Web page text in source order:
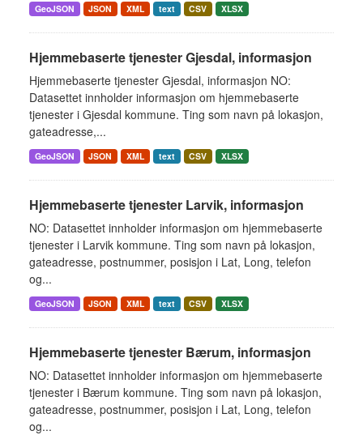
GeoJSON JSON XML text CSV XLSX
Hjemmebaserte tjenester Gjesdal, informasjon
Hjemmebaserte tjenester Gjesdal, informasjon NO:
Datasettet innholder informasjon om hjemmebaserte
tjenester i Gjesdal kommune. Ting som navn på lokasjon,
gateadresse,...
GeoJSON JSON XML text CSV XLSX
Hjemmebaserte tjenester Larvik, informasjon
NO: Datasettet innholder informasjon om hjemmebaserte
tjenester i Larvik kommune. Ting som navn på lokasjon,
gateadresse, postnummer, posisjon i Lat, Long, telefon
og...
GeoJSON JSON XML text CSV XLSX
Hjemmebaserte tjenester Bærum, informasjon
NO: Datasettet innholder informasjon om hjemmebaserte
tjenester i Bærum kommune. Ting som navn på lokasjon,
gateadresse, postnummer, posisjon i Lat, Long, telefon
og...